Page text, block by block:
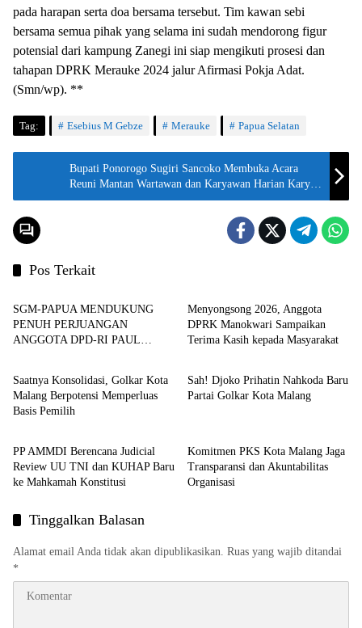
pada harapan serta doa bersama tersebut. Tim kawan sebi
bersama semua pihak yang selama ini sudah mendorong figur
potensial dari kampung Zanegi ini siap mengikuti prosesi dan
tahapan DPRK Merauke 2024 jalur Afirmasi Pokja Adat.
(Smn/wp). **
Tag: Esebius M Gebze Merauke Papua Selatan
Bupati Ponorogo Sugiri Sancoko Membuka Acara
Reuni Mantan Wartawan dan Karyawan Harian Karya
Dharma
Pos Terkait
Aspirasi
SGM-PAPUA MENDUKUNG
PENUH PERJUANGAN
ANGGOTA DPD-RI PAUL
Menyongsong 2026, Anggota
DPRK Manokwari Sampaikan
Terima Kasih kepada Masyarakat
Demokrasi
Saatnya Konsolidasi, Golkar Kota
Malang Berpotensi Memperluas
Basis Pemilih
Demokrasi
Sah! Djoko Prihatin Nahkoda Baru
Partai Golkar Kota Malang
Demokrasi
PP AMMDI Berencana Judicial
Review UU TNI dan KUHAP Baru
ke Mahkamah Konstitusi
Komitmen PKS Kota Malang Jaga
Transparansi dan Akuntabilitas
Organisasi
Tinggalkan Balasan
Alamat email Anda tidak akan dipublikasikan. Ruas yang wajib ditandai
*